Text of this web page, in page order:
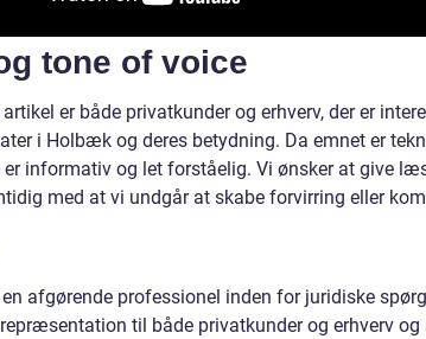
tone of voice
er både privatkunder og erhverv, der er
i Holbæk og deres betydning. Da emnet er
informativ og let forståelig. Vi ønsker at give
med at vi undgår at skabe forvirring eller
afgørende professionel inden for juridiske
til både privatkunder og erhverv